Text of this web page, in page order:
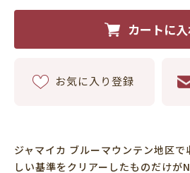
カートに
お気に入り登録
ジャマイカ ブルーマウンテン地区
しい基準をクリアーしたものだけが